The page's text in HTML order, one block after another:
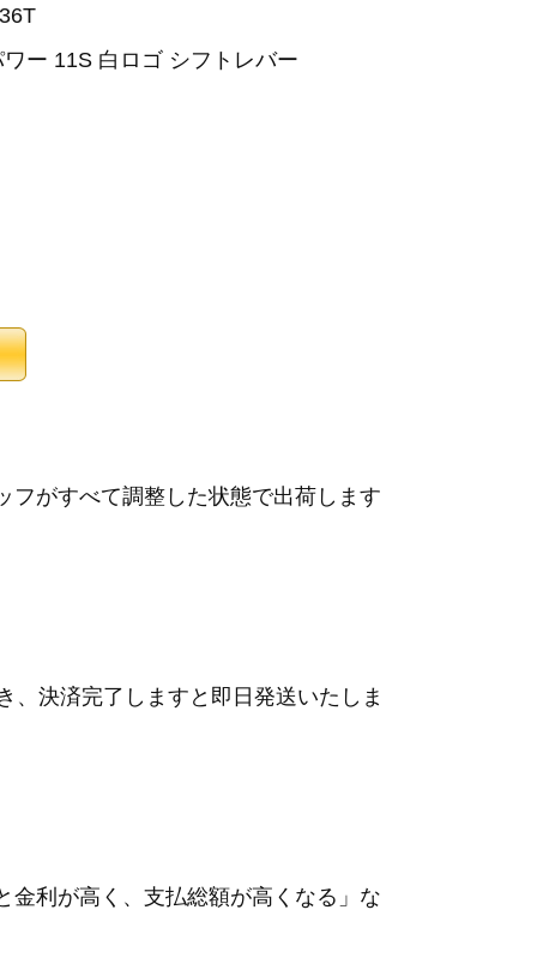
ー 11S 白ロゴ シフトレバー
フがすべて調整した状態で出荷します
、決済完了しますと即日発送いたしま
金利が高く、支払総額が高くなる 」な